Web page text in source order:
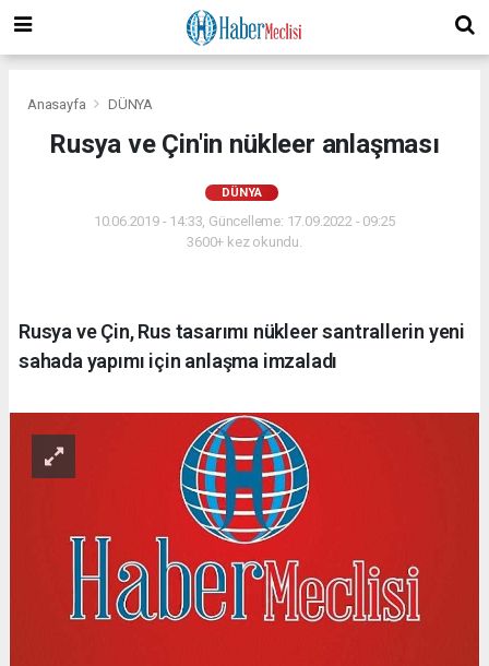
Anasayfa DÜNYA
Rusya ve Çin'in nükleer anlaşması
DÜNYA
10.06.2019 - 14:33, Güncelleme: 17.09.2022 - 09:25
3600+ kez okundu.
Rusya ve Çin, Rus tasarımı nükleer santrallerin yeni
sahada yapımı için anlaşma imzaladı